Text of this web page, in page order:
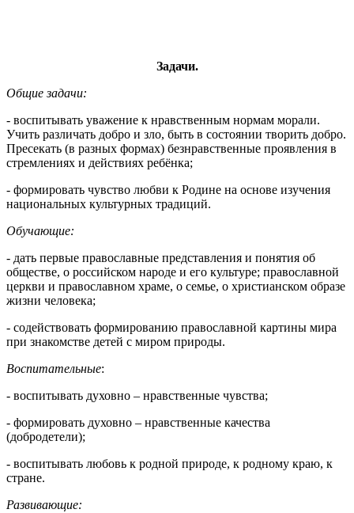
Задачи.
Общие задачи:
- воспитывать уважение к нравственным нормам морали.
Учить различать добро и зло, быть в состоянии творить добро.
Пресекать (в разных формах) безнравственные проявления в
стремлениях и действиях ребёнка;
- формировать чувство любви к Родине на основе изучения
национальных культурных традиций.
Обучающие:
- дать первые православные представления и понятия об
обществе, о российском народе и его культуре; православной
церкви и православном храме, о семье, о христианском образе
жизни человека;
- содействовать формированию православной картины мира
при знакомстве детей с миром природы.
Воспитательные:
- воспитывать духовно – нравственные чувства;
- формировать духовно – нравственные качества
(добродетели);
- воспитывать любовь к родной природе, к родному краю, к
стране.
Развивающие: